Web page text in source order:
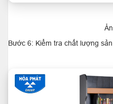
Bước 6: Kiểm tra chất lượng